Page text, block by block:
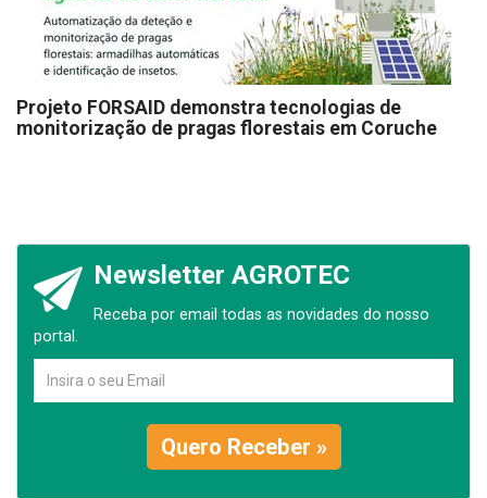
Projeto FORSAID demonstra tecnologias de
monitorização de pragas florestais em Coruche
Newsletter AGROTEC
Receba por email todas as novidades do nosso
portal.
Quero Receber »